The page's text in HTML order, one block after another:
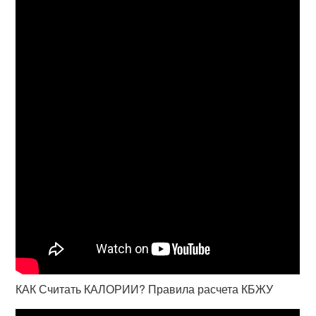
КАК Считать КАЛОРИИ? Правила расчета КБЖУ